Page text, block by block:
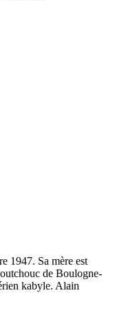
1947. Sa mère est
de Boulogne-
kabyle. Alain